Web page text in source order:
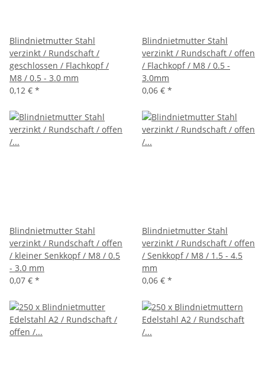
Blindnietmutter Stahl
verzinkt / Rundschaft /
geschlossen / Flachkopf /
M8 / 0.5 - 3.0 mm
0,12 € *
Blindnietmutter Stahl
verzinkt / Rundschaft / offen
/ Flachkopf / M8 / 0.5 -
3.0mm
0,06 € *
Blindnietmutter Stahl
verzinkt / Rundschaft / offen
/ kleiner Senkkopf / M8 / 0.5
- 3.0 mm
0,07 € *
Blindnietmutter Stahl
verzinkt / Rundschaft / offen
/ Senkkopf / M8 / 1.5 - 4.5
mm
0,06 € *